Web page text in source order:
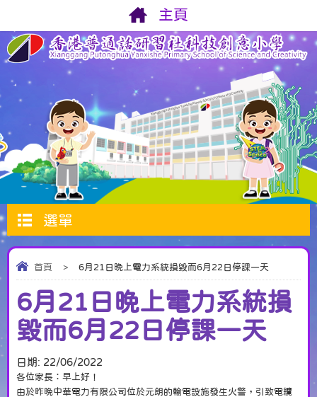
主頁
選單
首頁 > 6月21日晚上電力系統損毀而6月22日停課一天
6月21日晚上電力系統損
毀而6月22日停課一天
日期: 22/06/2022
各位家長：早上好！
由於昨晚中華電力有限公司位於元朗的輸電設施發生火警，引致電纜